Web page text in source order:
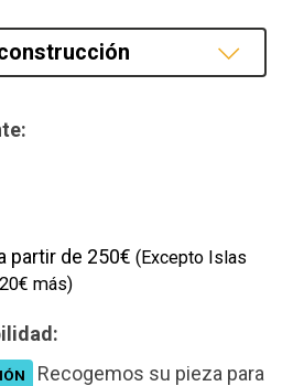
partir de 250€ (Excepto Islas
más)
Recogemos su pieza para